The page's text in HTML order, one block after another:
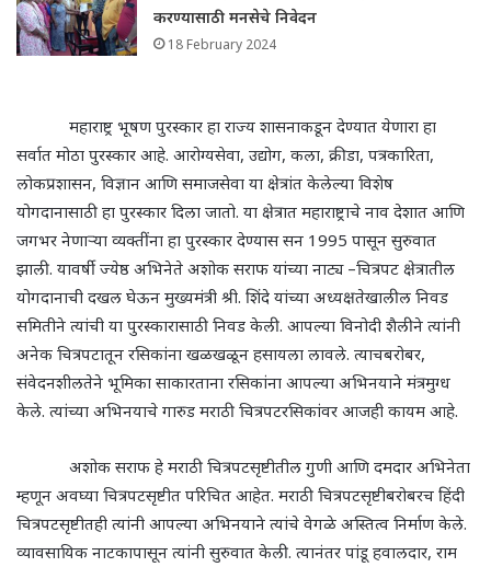
करण्यासाठी मनसेचे निवेदन
18 February 2024
महाराष्ट्र भूषण पुरस्कार हा राज्य शासनाकडून देण्यात येणारा हा
सर्वात मोठा पुरस्कार आहे. आरोग्यसेवा, उद्योग, कला, क्रीडा, पत्रकारिता,
लोकप्रशासन, विज्ञान आणि समाजसेवा या क्षेत्रांत केलेल्या विशेष
योगदानासाठी हा पुरस्कार दिला जातो. या क्षेत्रात महाराष्ट्राचे नाव देशात आणि
जगभर नेणाऱ्या व्यक्तींना हा पुरस्कार देण्यास सन 1995 पासून सुरुवात
झाली. यावर्षी ज्येष्ठ अभिनेते अशोक सराफ यांच्या नाट्य –चित्रपट क्षेत्रातील
योगदानाची दखल घेऊन मुख्यमंत्री श्री. शिंदे यांच्या अध्यक्षतेखालील निवड
समितीने त्यांची या पुरस्कारासाठी निवड केली. आपल्या विनोदी शैलीने त्यांनी
अनेक चित्रपटातून रसिकांना खळखळून हसायला लावले. त्याचबरोबर,
संवेदनशीलतेने भूमिका साकारताना रसिकांना आपल्या अभिनयाने मंत्रमुग्ध
केले. त्यांच्या अभिनयाचे गारुड मराठी चित्रपटरसिकांवर आजही कायम आहे.
अशोक सराफ हे मराठी चित्रपटसृष्टीतील गुणी आणि दमदार अभिनेता
म्हणून अवघ्या चित्रपटसृष्टीत परिचित आहेत. मराठी चित्रपटसृष्टीबरोबरच हिंदी
चित्रपटसृष्टीतही त्यांनी आपल्या अभिनयाने त्यांचे वेगळे अस्तित्व निर्माण केले.
व्यावसायिक नाटकापासून त्यांनी सुरुवात केली. त्यानंतर पांडू हवालदार, राम